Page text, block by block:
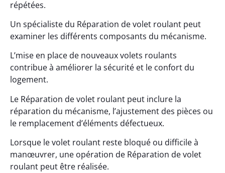
répétées.
Un spécialiste du Réparation de volet roulant peut
examiner les différents composants du mécanisme.
L’mise en place de nouveaux volets roulants
contribue à améliorer la sécurité et le confort du
logement.
Le Réparation de volet roulant peut inclure la
réparation du mécanisme, l’ajustement des pièces ou
le remplacement d’éléments défectueux.
Lorsque le volet roulant reste bloqué ou difficile à
manœuvrer, une opération de Réparation de volet
roulant peut être réalisée.